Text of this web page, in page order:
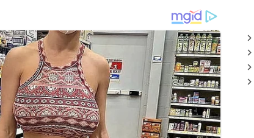
verbinden, ohne dass die Nudeln zerfallen.
damit sieBissbehalten und frisch wirken. Das
es zart bleibt. Abgeschmeckt wird mit
Kräuternote.